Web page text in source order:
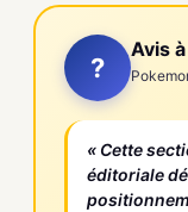
?
Avis
« Cette
éditoriale